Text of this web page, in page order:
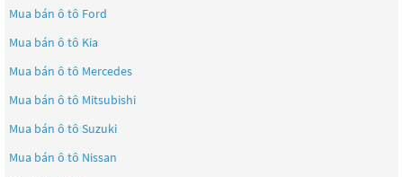
Mua bán ô tô Ford
Mua bán ô tô Kia
Mua bán ô tô Mercedes
Mua bán ô tô Mitsubishi
Mua bán ô tô Suzuki
Mua bán ô tô Nissan